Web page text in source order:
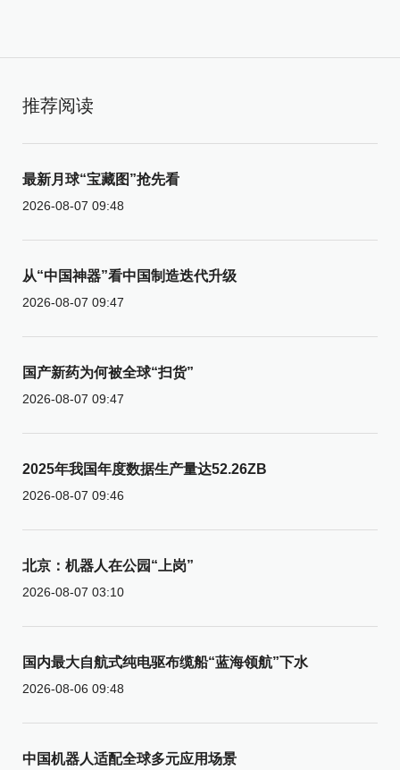
推荐阅读
最新月球“宝藏图”抢先看
2026-08-07 09:48
从“中国神器”看中国制造迭代升级
2026-08-07 09:47
国产新药为何被全球“扫货”
2026-08-07 09:47
2025年我国年度数据生产量达52.26ZB
2026-08-07 09:46
北京：机器人在公园“上岗”
2026-08-07 03:10
国内最大自航式纯电驱布缆船“蓝海领航”下水
2026-08-06 09:48
中国机器人适配全球多元应用场景